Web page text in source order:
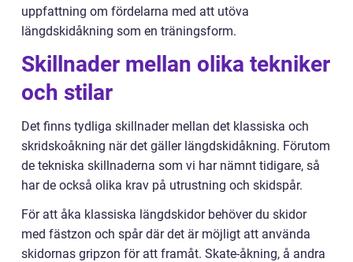
uppfattning om fördelarna med att utöva
längdskidåkning som en träningsform.
Skillnader mellan olika tekniker
och stilar
Det finns tydliga skillnader mellan det klassiska och
skridskoåkning när det gäller längdskidåkning. Förutom
de tekniska skillnaderna som vi har nämnt tidigare, så
har de också olika krav på utrustning och skidspår.
För att åka klassiska längdskidor behöver du skidor
med fästzon och spår där det är möjligt att använda
skidornas gripzon för att framåt. Skate-åkning, å andra